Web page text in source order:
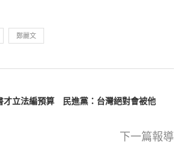
鄭麗文
才立法編預算 民進黨：台灣絕對會被他
下一篇報導